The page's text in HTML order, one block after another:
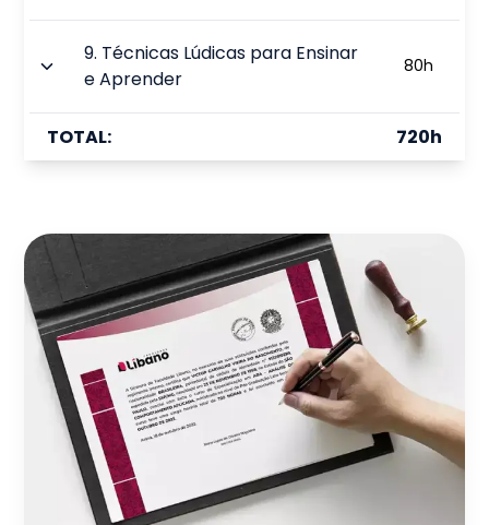
9. Técnicas Lúdicas para Ensinar
e Aprender
80h
TOTAL: 720h